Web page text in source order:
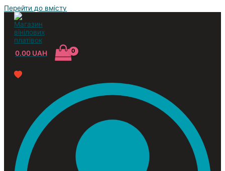
Перейти до вмісту
0.00 UAH
Усі жанри
Classic
Jazz&Blues